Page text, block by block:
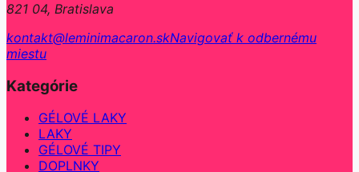
821 04, Bratislava
kontakt@leminimacaron.skNavigovať k odbernému
miestu
Kategórie
GÉLOVÉ LAKY
LAKY
GÉLOVÉ TIPY
DOPLNKY